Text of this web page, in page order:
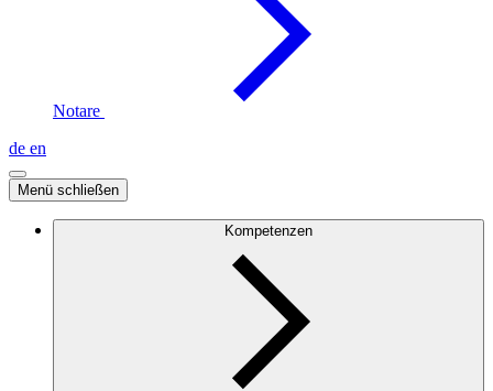
Notare
de en
Menü schließen
Kompetenzen